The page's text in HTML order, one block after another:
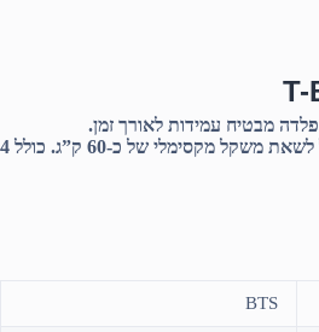
נפתח עד גובה של 3 מטר, ויכול לשאת משקל מקסימלי של כ-60 ק”ג. כולל 4
BTS